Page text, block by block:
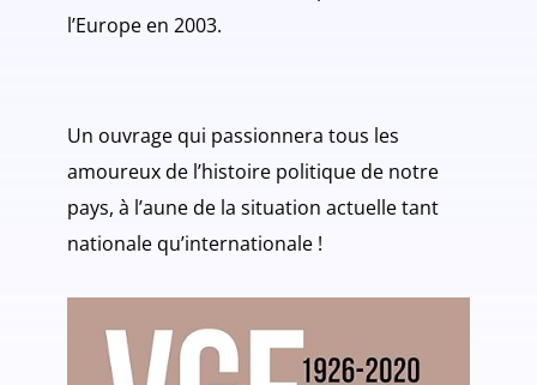
l’Europe en 2003.
Un ouvrage qui passionnera tous les
amoureux de l’histoire politique de notre
pays, à l’aune de la situation actuelle tant
nationale qu’internationale !